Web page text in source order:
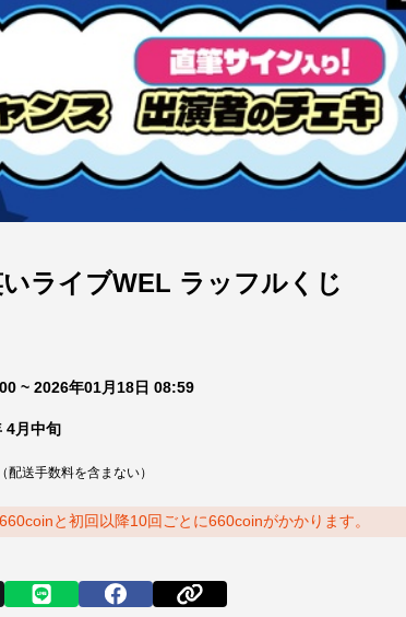
ライブWEL ラッフルくじ
~ 2026年01月18日 08:59
4月中旬
（配送手数料を含まない）
と初回以降10回ごとに660coinがかかります。